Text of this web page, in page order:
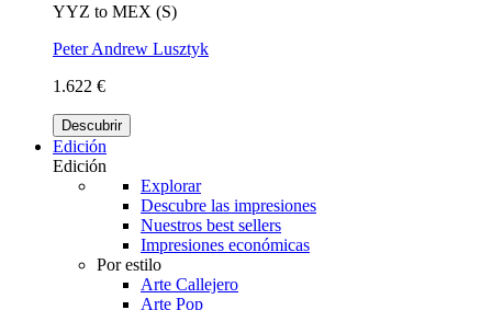
YYZ to MEX (S)
Peter Andrew Lusztyk
1.622 €
Descubrir
Edición
Edición
Explorar
Descubre las impresiones
Nuestros best sellers
Impresiones económicas
Por estilo
Arte Callejero
Arte Pop